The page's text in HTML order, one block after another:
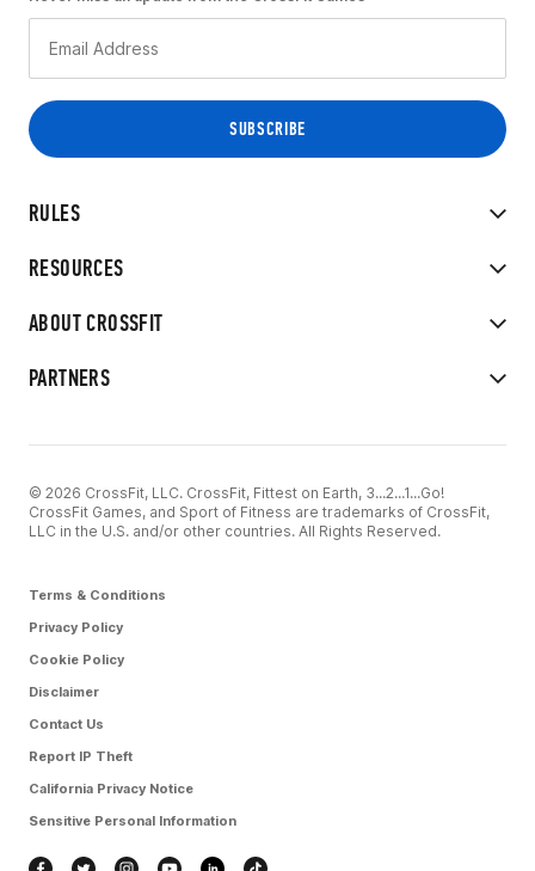
RULES
RESOURCES
ABOUT CROSSFIT
PARTNERS
© 2026 CrossFit, LLC. CrossFit, Fittest on Earth, 3...2...1...Go!
CrossFit Games, and Sport of Fitness are trademarks of CrossFit,
LLC in the U.S. and/or other countries. All Rights Reserved.
Terms & Conditions
Privacy Policy
Cookie Policy
Disclaimer
Contact Us
Report IP Theft
California Privacy Notice
Sensitive Personal Information